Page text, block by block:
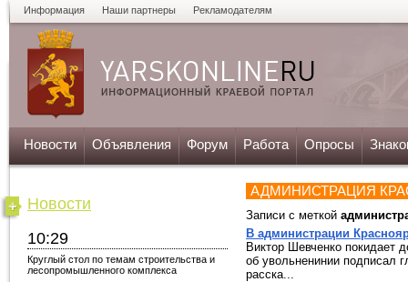
Информация Наши партнеры Рекламодателям
Новости Объявления Форум Работа Опросы
Новости
10:29
Круглый стол по темам строительства и
лесопромышленного комплекса
АДМИНИСТРАЦИЯ
Записи с меткой
В администрации
Виктор Шевченко покидает
об увольненинии подписал
расска...